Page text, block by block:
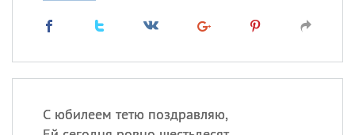
С юбилеем тетю поздравляю,